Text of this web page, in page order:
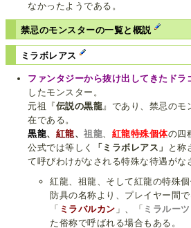
なかったようである。
禁忌のモンスターの一覧と概説
ミラボレアス
ファンタジーから抜け出してきたドラ
したモンスター。
元祖『伝説の黒龍 』であり、禁忌の
在である。
黒龍、 紅龍、祖龍 紅龍特殊個体の四
公式では等しく
「ミラボレアス」
と称
て呼びわけがなされる特殊な待遇がな
紅龍、祖龍、そして紅龍の特殊
防具の名称より、プレイヤー間で
「 ミラバルカン 」、「 ミラルーツ
た俗称で呼ばれる場合もある。